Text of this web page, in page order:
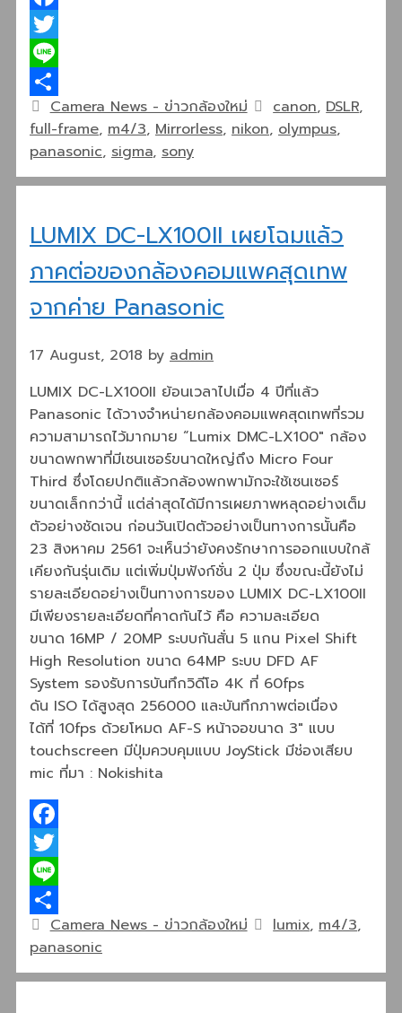
Facebook
Twitter
Line
ShareCategories
Camera News - ข่าวกล้องใหม่ Tags
canon,DSLR,
full-frame, m4/3, Mirrorless, nikon, olympus,
panasonic, sigma, sony
LUMIX DC-LX100II เผยโฉมแล้ว
ภาคต่อของกล้องคอมแพคสุดเทพ
จากค่าย Panasonic
17 August, 2018 by admin
LUMIX DC-LX100II ย้อนเวลาไปเมื่อ 4 ปีที่แล้ว
Panasonic ได้วางจำหน่ายกล้องคอมแพคสุดเทพที่รวม
ความสามารถไว้มากมาย “Lumix DMC-LX100″ กล้อง
ขนาดพกพาที่มีเซนเซอร์ขนาดใหญ่ถึง Micro Four
Third ซึ่งโดยปกติแล้วกล้องพกพามักจะใช้เซนเซอร์
ขนาดเล็กกว่านี้ แต่ล่าสุดได้มีการเผยภาพหลุดอย่างเต็ม
ตัวอย่างชัดเจน ก่อนวันเปิดตัวอย่างเป็นทางการนั้นคือ
23 สิงหาคม 2561 จะเห็นว่ายังคงรักษาการออกแบบใกล้
เคียงกันรุ่นเดิม แต่เพิ่มปุ่มฟังก์ชั่น 2 ปุ่ม ซึ่งขณะนี้ยังไม่
รายละเอียดอย่างเป็นทางการของ LUMIX DC-LX100II
มีเพียงรายละเอียดที่คาดกันไว้ คือ ความละเอียด
ขนาด 16MP / 20MP ระบบกันสั่น 5 แกน Pixel Shift
High Resolution ขนาด 64MP ระบบ DFD AF
System รองรับการบันทึกวิดีโอ 4K ที่ 60fps
ดัน ISO ได้สูงสุด 256000 และบันทึกภาพต่อเนื่อง
ได้ที่ 10fps ด้วยโหมด AF-S หน้าจอขนาด 3″ แบบ
touchscreen มีปุ่มควบคุมแบบ JoyStick มีช่องเสียบ
mic ที่มา : Nokishita
Facebook
Twitter
Line
ShareCategories
Camera News - ข่าวกล้องใหม่ Tags
lumix, m4/3,
panasonic